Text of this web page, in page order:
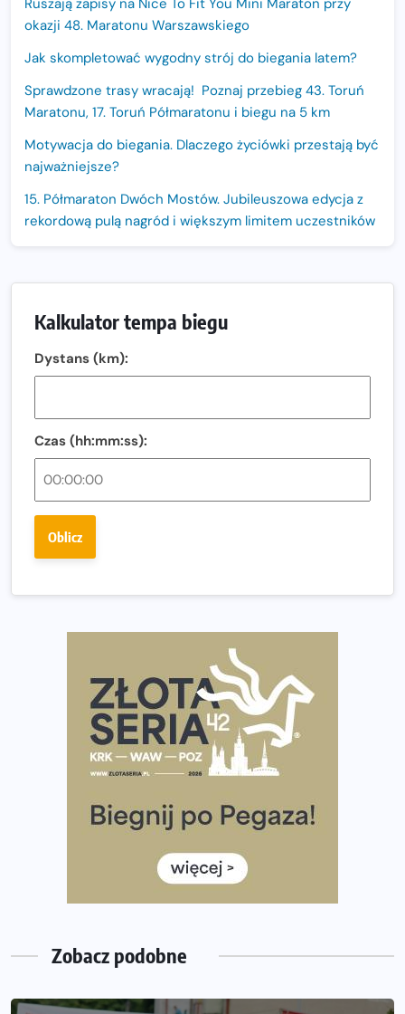
Ruszają zapisy na Nice To Fit You Mini Maraton przy
okazji 48. Maratonu Warszawskiego
Jak skompletować wygodny strój do biegania latem?
Sprawdzone trasy wracają! Poznaj przebieg 43. Toruń
Maratonu, 17. Toruń Półmaratonu i biegu na 5 km
Motywacja do biegania. Dlaczego życiówki przestają być
najważniejsze?
15. Półmaraton Dwóch Mostów. Jubileuszowa edycja z
rekordową pulą nagród i większym limitem uczestników
Oficjalna koszulka LOTTO 25. Poznań Maratonu!
Amazfit Balance 3: Kompleksowe narzędzie dla biegacza
Regeneracja w bieganiu. Co warto o niej wiedzieć?
Ostatnie wolne miejsca na jubileuszowy Bieg
Fabrykanta. Organizatorzy odkrywają trasę dzień po
wybiera wyzwanie trzech największych maratonów w
Praska 5k Run gospodarzem Mistrzostw Polski
Największy Bieg Powstania Warszawskiego w historii.
Ponad 12 tysięcy uczestników pobiegło dla Bohaterów!
Tętno vs tempo – czym kierować się w bieganiu?
Co ma dużo białka? Produkty, które warto włączyć do
Rozbiegany Olsztyn szykuje się na weekend z
Już w tę sobotę 35. Bieg Powstania Warszawskiego.
Wystartuje rekordowa liczba uczestników
35. Bieg Powstania Warszawskiego – praktyczny
poradnik przed startem
Kalkulator tempa biegu
Dystans (km):
Czas (hh:mm:ss):
Oblicz
Zobacz podobne